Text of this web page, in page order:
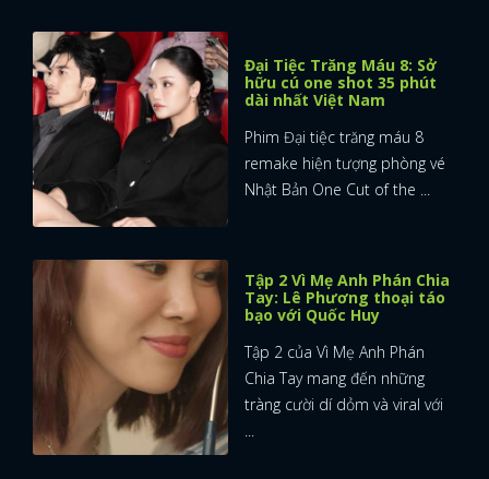
FACEBOOK
Đại Tiệc Trăng Máu 8: Sở
hữu cú one shot 35 phút
dài nhất Việt Nam
Phim Đại tiệc trăng máu 8
remake hiện tượng phòng vé
Nhật Bản One Cut of the ...
Tập 2 Vì Mẹ Anh Phán Chia
Tay: Lê Phương thoại táo
bạo với Quốc Huy
Tập 2 của Vì Mẹ Anh Phán
Chia Tay mang đến những
tràng cười dí dỏm và viral với